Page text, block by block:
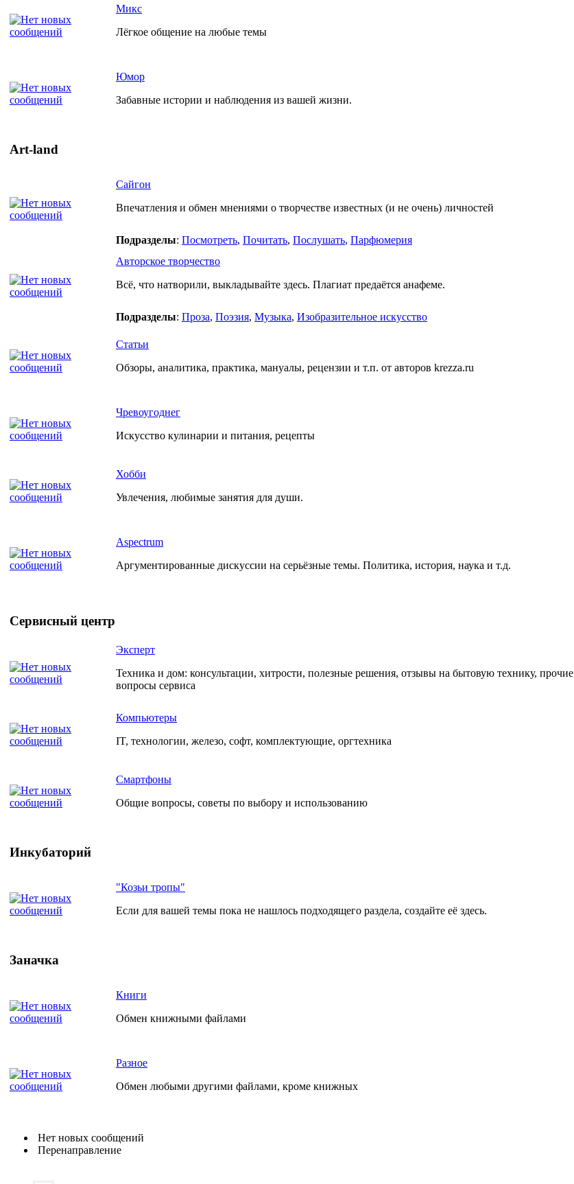
Микс
Лёгкое общение на любые темы
Юмор
Забавные истории и наблюдения из вашей жизни.
Art-land
Сайгон
Впечатления и обмен мнениями о творчестве известных (и не очень) личностей
Подразделы: Посмотреть, Почитать, Послушать, Парфюмерия
Авторское творчество
Всё, что натворили, выкладывайте здесь. Плагиат предаётся анафеме.
Подразделы: Проза, Поэзия, Музыка, Изобразительное искусство
Статьи
Обзоры, аналитика, практика, мануалы, рецензии и т.п. от авторов krezza.ru
Чревоугоднег
Искусство кулинарии и питания, рецепты
Хобби
Увлечения, любимые занятия для души.
Aspectrum
Аргументированные дискуссии на серьёзные темы. Политика, история, наука и т.д.
Сервисный центр
Эксперт
Техника и дом: консультации, хитрости, полезные решения, отзывы на бытовую технику, прочие
вопросы сервиса
Компьютеры
IT, технологии, железо, софт, комплектующие, оргтехника
Смартфоны
Общие вопросы, советы по выбору и использованию
Инкубаторий
"Козьи тропы"
Если для вашей темы пока не нашлось подходящего раздела, создайте её здесь.
Заначка
Книги
Обмен книжными файлами
Разное
Обмен любыми другими файлами, кроме книжных
Нет новых сообщений
Перенаправление